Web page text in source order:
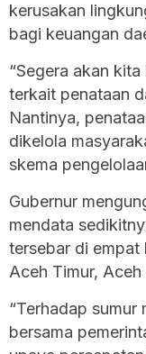
kerusakan
bagi keuangan
“Segera akan
terkait penataan
Nantinya,
dikelola
skema
Gubernur
mendata
tersebar di empat
Aceh Timur,
“Terhadap sumur
bersama